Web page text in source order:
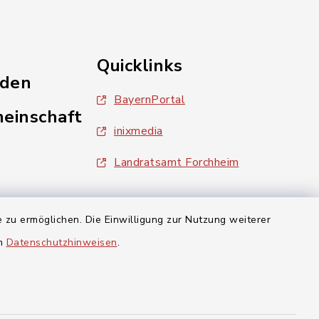
ermöglichen. Die Einwilligung zur Nutzung weiterer
Datenschutzhinweisen.
Gosberg
Quicklinks
BayernPortal
inixmedia
Landratsamt Forchheim